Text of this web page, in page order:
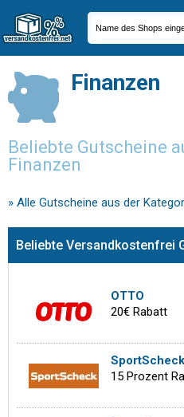
Finanzen
Beliebte Gutscheine
Finanzen
» Alle Gutscheine aus der
Beliebte Versandkostenfrei
OTTO
20€ Rabatt
SportScheck
15 Prozent